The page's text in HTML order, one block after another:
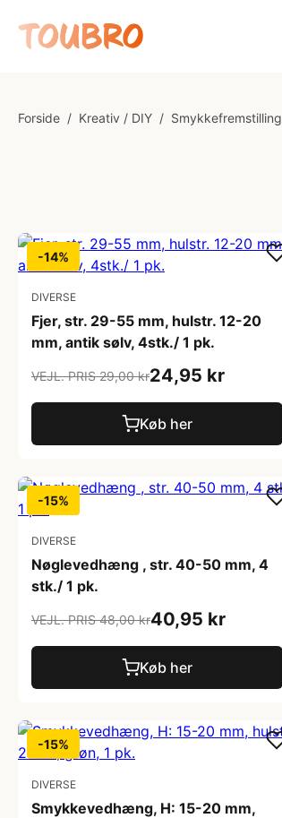
Forside / Kreativ / DIY / Smykkefremstilling
-14%
DIVERSE
Fjer, str. 29-55 mm, hulstr. 12-20
mm, antik sølv, 4stk./ 1 pk.
VEJL. PRIS 29,00 kr24,95 kr
Køb her
-15%
DIVERSE
Nøglevedhæng , str. 40-50 mm, 4
stk./ 1 pk.
VEJL. PRIS 48,00 kr40,95 kr
Køb her
-15%
DIVERSE
Smykkevedhæng, H: 15-20 mm,